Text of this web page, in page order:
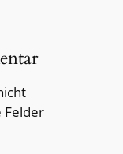
Felder